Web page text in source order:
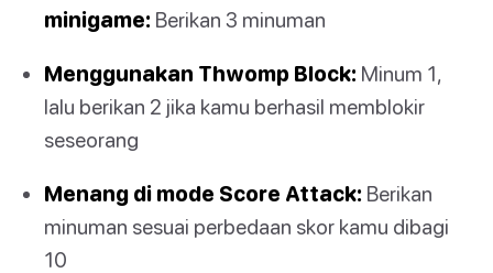
minigame: Berikan 3 minuman
Menggunakan Thwomp Block: Minum 1,
lalu berikan 2 jika kamu berhasil memblokir
seseorang
Menang di mode Score Attack: Berikan
minuman sesuai perbedaan skor kamu dibagi
10